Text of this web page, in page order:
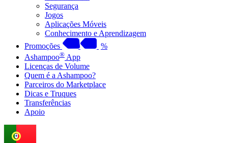
Segurança
Jogos
Aplicações Móveis
Conhecimento e Aprendizagem
Promoções
%
Ashampoo® App
Licenças de Volume
Quem é a Ashampoo?
Parceiros do Marketplace
Dicas e Truques
Transferências
Apoio